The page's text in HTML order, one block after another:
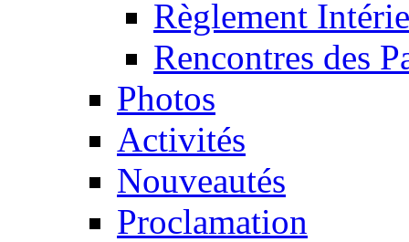
Règlement
Rencontres des
Photos
Activités
Nouveautés
Proclamation